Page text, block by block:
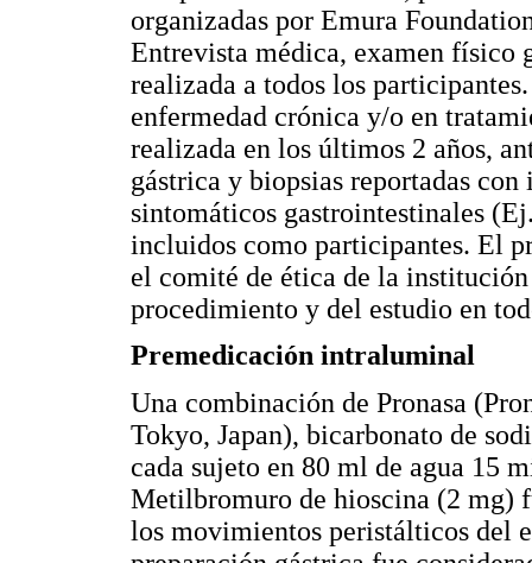
organizadas por Emura
Entrevista médica, examen físico
realizada a todos los
enfermedad crónica y/o en
realizada en los últimos 2 años,
gástrica y biopsias reportadas
sintomáticos gastrointestinales
incluidos como participantes. El
el comité de ética de la
procedimiento y del estudio en
Premedicación intraluminal
Una combinación de Pronasa
Tokyo, Japan), bicarbonato de
cada sujeto en 80 ml de agua 15
Metilbromuro de hioscina (2 mg)
los movimientos peristálticos del